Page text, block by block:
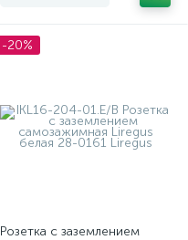
-20%
Розетка с заземлением